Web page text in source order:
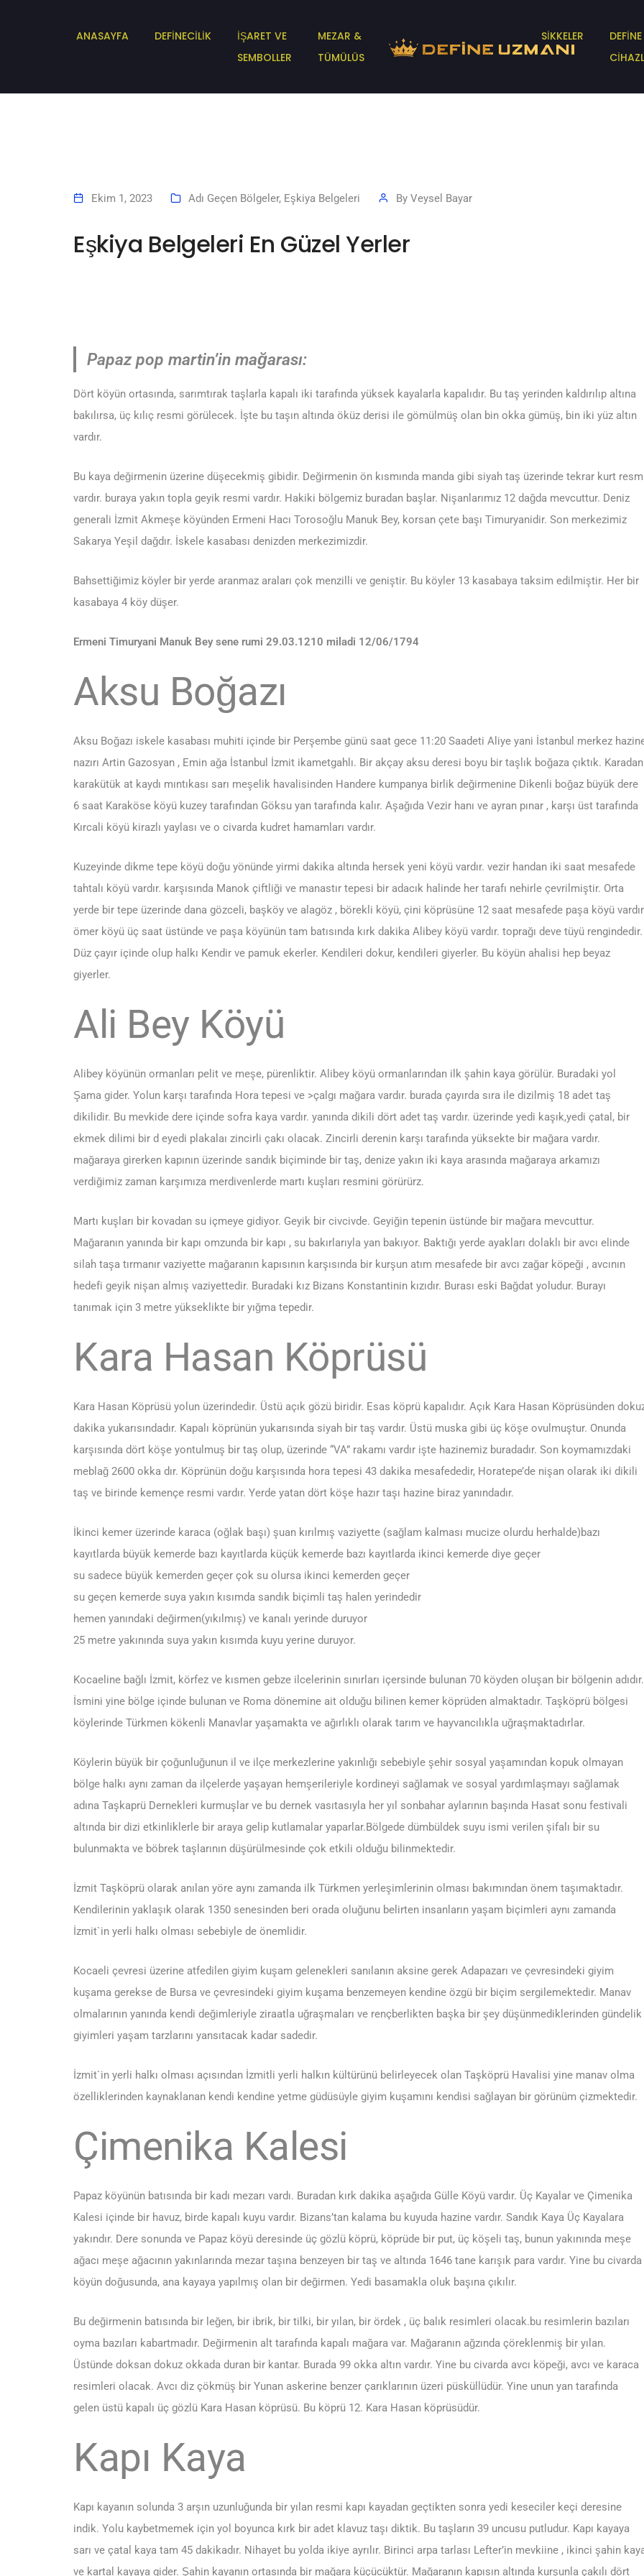
ANASAYFA DEFİNECİLİK
İŞARET VE
SEMBOLLER
MEZAR &
TÜMÜLÜS
SİKKELER
DEFİNE
Ekim 1, 2023 Adı Geçen Bölgeler, Eşkiya Belgeleri By Veysel Bayar
Eşkiya Belgeleri En Güzel Yerler
Papaz pop martin’in mağarası:
Dört köyün ortasında, sarımtırak taşlarla kapalı iki tarafında yüksek kayalarla kapalıdır. Bu taş yerinden kaldırılıp altına
bakılırsa, üç kılıç resmi görülecek. İşte bu taşın altında öküz derisi ile gömülmüş olan bin okka gümüş, bin iki yüz altın
vardır.
Bu kaya değirmenin üzerine düşecekmiş gibidir. Değirmenin ön kısmında manda gibi siyah taş üzerinde tekrar kurt
vardır. buraya yakın topla geyik resmi vardır. Hakiki bölgemiz buradan başlar. Nişanlarımız 12 dağda mevcuttur. Deniz
generali İzmit Akmeşe köyünden Ermeni Hacı Torosoğlu Manuk Bey, korsan çete başı Timuryanidir. Son merkezimiz
Sakarya Yeşil dağdır. İskele kasabası denizden merkezimizdir.
Bahsettiğimiz köyler bir yerde aranmaz araları çok menzilli ve geniştir. Bu köyler 13 kasabaya taksim edilmiştir. Her bir
kasabaya 4 köy düşer.
Ermeni Timuryani Manuk Bey sene rumi 29.03.1210 miladi 12/06/1794
Aksu Boğazı
Aksu Boğazı iskele kasabası muhiti içinde bir Perşembe günü saat gece 11:20 Saadeti Aliye yani İstanbul merkez
nazırı Artin Gazosyan , Emin ağa İstanbul İzmit ikametgahlı. Bir akçay aksu deresi boyu bir taşlık boğaza çıktık. Karadan
karakütük at kaydı mıntıkası sarı meşelik havalisinden Handere kumpanya birlik değirmenine Dikenli boğaz büyük dere
6 saat Karaköse köyü kuzey tarafından Göksu yan tarafında kalır. Aşağıda Vezir hanı ve ayran pınar , karşı üst tarafında
Kırcali köyü kirazlı yaylası ve o civarda kudret hamamları vardır.
Kuzeyinde dikme tepe köyü doğu yönünde yirmi dakika altında hersek yeni köyü vardır. vezir handan iki saat mesafede
tahtalı köyü vardır. karşısında Manok çiftliği ve manastır tepesi bir adacık halinde her tarafı nehirle çevrilmiştir. Orta
yerde bir tepe üzerinde dana gözceli, başköy ve alagöz , börekli köyü, çini köprüsüne 12 saat mesafede paşa köyü
ömer köyü üç saat üstünde ve paşa köyünün tam batısında kırk dakika Alibey köyü vardır. toprağı deve tüyü rengindedir.
Düz çayır içinde olup halkı Kendir ve pamuk ekerler. Kendileri dokur, kendileri giyerler. Bu köyün ahalisi hep beyaz
giyerler.
Ali Bey Köyü
Alibey köyünün ormanları pelit ve meşe, pürenliktir. Alibey köyü ormanlarından ilk şahin kaya görülür. Buradaki yol
Şama gider. Yolun karşı tarafında Hora tepesi ve >çalgı mağara vardır. burada çayırda sıra ile dizilmiş 18 adet taş
dikilidir. Bu mevkide dere içinde sofra kaya vardır. yanında dikili dört adet taş vardır. üzerinde yedi kaşık,yedi çatal, bir
ekmek dilimi bir d eyedi plakalaı zincirli çakı olacak. Zincirli derenin karşı tarafında yüksekte bir mağara vardır.
mağaraya girerken kapının üzerinde sandık biçiminde bir taş, denize yakın iki kaya arasında mağaraya arkamızı
verdiğimiz zaman karşımıza merdivenlerde martı kuşları resmini görürürz.
Martı kuşları bir kovadan su içmeye gidiyor. Geyik bir civcivde. Geyiğin tepenin üstünde bir mağara mevcuttur.
Mağaranın yanında bir kapı omzunda bir kapı , su bakırlarıyla yan bakıyor. Baktığı yerde ayakları dolaklı bir avcı elinde
silah taşa tırmanır vaziyette mağaranın kapısının karşısında bir kurşun atım mesafede bir avcı zağar köpeği , avcının
hedefi geyik nişan almış vaziyettedir. Buradaki kız Bizans Konstantinin kızıdır. Burası eski Bağdat yoludur. Burayı
tanımak için 3 metre yükseklikte bir yığma tepedir.
Kara Hasan Köprüsü
Kara Hasan Köprüsü yolun üzerindedir. Üstü açık gözü biridir. Esas köprü kapalıdır. Açık Kara Hasan Köprüsünden
dakika yukarısındadır. Kapalı köprünün yukarısında siyah bir taş vardır. Üstü muska gibi üç köşe ovulmuştur. Onunda
karşısında dört köşe yontulmuş bir taş olup, üzerinde “VA” rakamı vardır işte hazinemiz buradadır. Son koymamızdaki
meblağ 2600 okka dır. Köprünün doğu karşısında hora tepesi 43 dakika mesafededir, Horatepe’de nişan olarak iki dikili
taş ve birinde kemençe resmi vardır. Yerde yatan dört köşe hazır taşı hazine biraz yanındadır.
İkinci kemer üzerinde karaca (oğlak başı) şuan kırılmış vaziyette (sağlam kalması mucize olurdu herhalde)bazı
kayıtlarda büyük kemerde bazı kayıtlarda küçük kemerde bazı kayıtlarda ikinci kemerde diye geçer
su sadece büyük kemerden geçer çok su olursa ikinci kemerden geçer
su geçen kemerde suya yakın kısımda sandık biçimli taş halen yerindedir
hemen yanındaki değirmen(yıkılmış) ve kanalı yerinde duruyor
25 metre yakınında suya yakın kısımda kuyu yerine duruyor.
Kocaeline bağlı İzmit, körfez ve kısmen gebze ilcelerinin sınırları içersinde bulunan 70 köyden oluşan bir bölgenin adıdır.
İsmini yine bölge içinde bulunan ve Roma dönemine ait olduğu bilinen kemer köprüden almaktadır. Taşköprü bölgesi
köylerinde Türkmen kökenli Manavlar yaşamakta ve ağırlıklı olarak tarım ve hayvancılıkla uğraşmaktadırlar.
Köylerin büyük bir çoğunluğunun il ve ilçe merkezlerine yakınlığı sebebiyle şehir sosyal yaşamından kopuk olmayan
bölge halkı aynı zaman da ilçelerde yaşayan hemşerileriyle kordineyi sağlamak ve sosyal yardımlaşmayı sağlamak
adına Taşkaprü Dernekleri kurmuşlar ve bu dernek vasıtasıyla her yıl sonbahar aylarının başında Hasat sonu festivali
altında bir dizi etkinliklerle bir araya gelip kutlamalar yaparlar.Bölgede dümbüldek suyu ismi verilen şifalı bir su
bulunmakta ve böbrek taşlarının düşürülmesinde çok etkili olduğu bilinmektedir.
İzmit Taşköprü olarak anılan yöre aynı zamanda ilk Türkmen yerleşimlerinin olması bakımından önem taşımaktadır.
Kendilerinin yaklaşık olarak 1350 senesinden beri orada oluğunu belirten insanların yaşam biçimleri aynı zamanda
İzmit`in yerli halkı olması sebebiyle de önemlidir.
Kocaeli çevresi üzerine atfedilen giyim kuşam gelenekleri sanılanın aksine gerek Adapazarı ve çevresindeki giyim
kuşama gerekse de Bursa ve çevresindeki giyim kuşama benzemeyen kendine özgü bir biçim sergilemektedir. Manav
olmalarının yanında kendi değimleriyle ziraatla uğraşmaları ve rençberlikten başka bir şey düşünmediklerinden gündelik
giyimleri yaşam tarzlarını yansıtacak kadar sadedir.
İzmit`in yerli halkı olması açısından İzmitli yerli halkın kültürünü belirleyecek olan Taşköprü Havalisi yine manav olma
özelliklerinden kaynaklanan kendi kendine yetme güdüsüyle giyim kuşamını kendisi sağlayan bir görünüm çizmektedir.
Çimenika Kalesi
Papaz köyünün batısında bir kadı mezarı vardı. Buradan kırk dakika aşağıda Gülle Köyü vardır. Üç Kayalar ve Çimenika
Kalesi içinde bir havuz, birde kapalı kuyu vardır. Bizans’tan kalama bu kuyuda hazine vardır. Sandık Kaya Üç Kayalara
yakındır. Dere sonunda ve Papaz köyü deresinde üç gözlü köprü, köprüde bir put, üç köşeli taş, bunun yakınında meşe
ağacı meşe ağacının yakınlarında mezar taşına benzeyen bir taş ve altında 1646 tane karışık para vardır. Yine bu civarda
köyün doğusunda, ana kayaya yapılmış olan bir değirmen. Yedi basamakla oluk başına çıkılır.
Bu değirmenin batısında bir leğen, bir ibrik, bir tilki, bir yılan, bir ördek , üç balık resimleri olacak.bu resimlerin bazıları
oyma bazıları kabartmadır. Değirmenin alt tarafında kapalı mağara var. Mağaranın ağzında çöreklenmiş bir yılan.
Üstünde doksan dokuz okkada duran bir kantar. Burada 99 okka altın vardır. Yine bu civarda avcı köpeği, avcı ve karaca
resimleri olacak. Avcı diz çökmüş bir Yunan askerine benzer çarıklarının üzeri püsküllüdür. Yine unun yan tarafında
gelen üstü kapalı üç gözlü Kara Hasan köprüsü. Bu köprü 12. Kara Hasan köprüsüdür.
Kapı Kaya
Kapı kayanın solunda 3 arşın uzunluğunda bir yılan resmi kapı kayadan geçtikten sonra yedi keseciler keçi deresine
indik. Yolu kaybetmemek için yol boyunca kırk bir adet klavuz taşı diktik. Bu taşların 39 uncusu putludur. Kapı kayaya
sarı ve çatal kaya tam 45 dakikadır. Nihayet bu yolda ikiye ayrılır. Birinci arpa tarlası Lefter’in mevkiine , ikinci şahin
ve kartal kayaya gider. Şahin kayanın ortasında bir mağara küçücüktür. Mağaranın kapısın altında kurşunla çakılı dört